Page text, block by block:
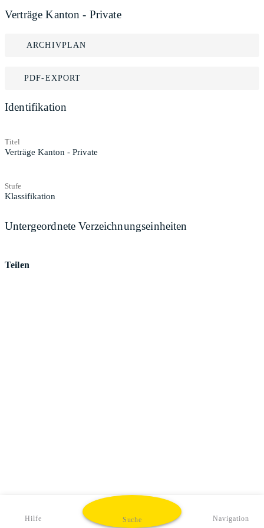
Verträge Kanton - Private
ARCHIVPLAN
PDF-EXPORT
Identifikation
Titel
Verträge Kanton - Private
Stufe
Klassifikation
Untergeordnete Verzeichnungseinheiten
Teilen
Hilfe Suche Navigation